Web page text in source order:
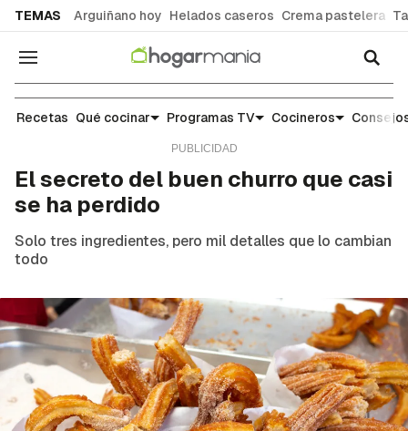
TEMAS Arguiñano hoy Helados caseros Crema pastelera
Navegación
Noticias y tendencias gastronómicas
Recetas Qué cocinar Programas TV Cocineros
El secreto del buen churro que casi
se ha perdido
Solo tres ingredientes, pero mil detalles que lo cambian
todo